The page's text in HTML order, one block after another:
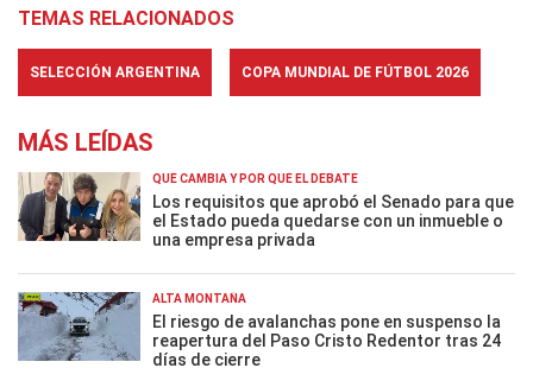
TEMAS RELACIONADOS
SELECCIÓN ARGENTINA COPA MUNDIAL DE FÚTBOL 2026
MÁS LEÍDAS
QUÉ CAMBIA Y POR QUÉ EL DEBATE
Los requisitos que aprobó el Senado para que
el Estado pueda quedarse con un inmueble o
una empresa privada
ALTA MONTAÑA
El riesgo de avalanchas pone en suspenso la
reapertura del Paso Cristo Redentor tras 24
días de cierre